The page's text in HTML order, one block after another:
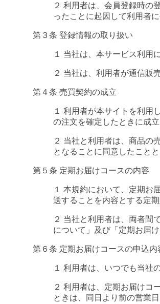
２ 利用者は、会員登録時の
ったことに起因して利用者
第３条 登録情報の取り扱い
１ 当社は、本サービス利用
２ 当社は、利用者が通信販
第４条 売買契約の成立
１ 利用者が本サイトを利用
の注文を確定したときに成立
２ 当社と利用者は、商品の
となることに同意したことと
第５条 定期お届けコースの内容
１ 本規約において、定期お
送することを内容とする定
２ 当社と利用者は、両者間
について」及び「定期お届
第６条 定期お届けコースの申込内
１ 利用者は、いつでも当社
２ 利用者は、定期お届けコ
ときは、同日より前の営業